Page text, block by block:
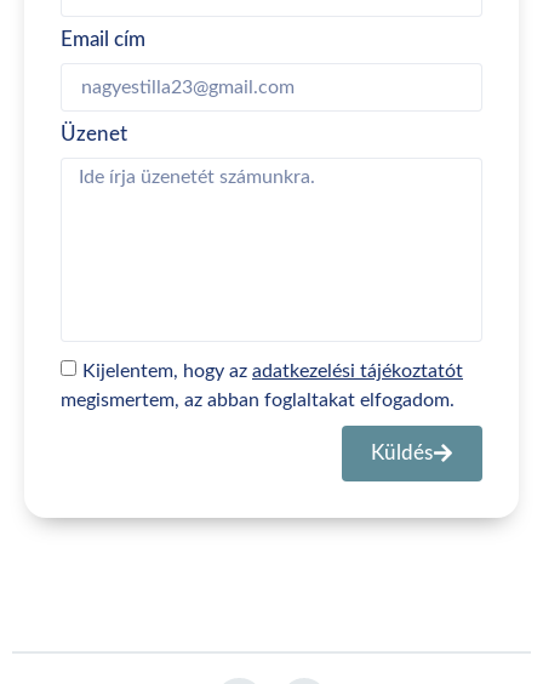
Email cím
Üzenet
Kijelentem, hogy az adatkezelési tájékoztatót
megismertem, az abban foglaltakat elfogadom.
Küldés